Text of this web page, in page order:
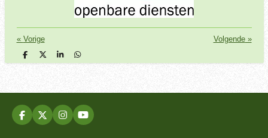
« Vorige Volgende»
D
e
D
e
S
h
D
e
F
a
X
I
n
Y
o